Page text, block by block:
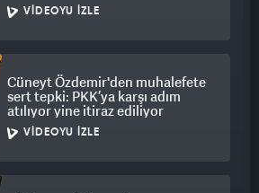
VIDEOYU İZLE
Cüneyt Özdemir'den muhalefete
sert tepki: PKK’ya karşı adım
atılıyor yine itiraz ediliyor
VIDEOYU İZLE